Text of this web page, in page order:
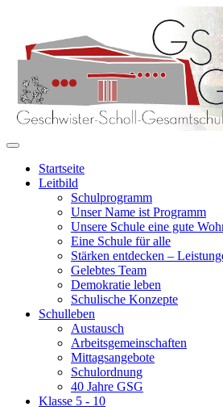
Startseite
Leitbild
Schulprogramm
Unser Name ist Programm
Unsere Schule eine gute
Eine Schule für alle
Stärken entdecken –
Gelebtes Team
Demokratie leben
Schulische Konzepte
Schulleben
Austausch
Arbeitsgemeinschaften
Mittagsangebote
Schulordnung
40 Jahre GSG
Klasse 5 - 10